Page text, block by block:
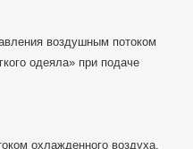
воздушным потоком
одеяла» при подаче
охлажденного воздуха,